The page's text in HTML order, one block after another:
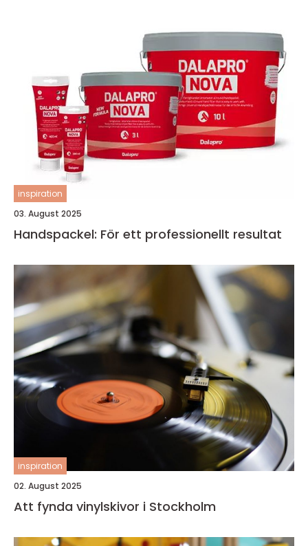
inspiration
03. August 2025
Handspackel: För ett professionellt resultat
inspiration
02. August 2025
Att fynda vinylskivor i Stockholm